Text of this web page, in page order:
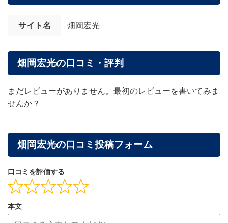
サイト名 畑岡宏光
畑岡宏光の口コミ・評判
まだレビューがありません。最初のレビューを書いてみま
せんか？
畑岡宏光の口コミ投稿フォーム
口コミを評価する
本文